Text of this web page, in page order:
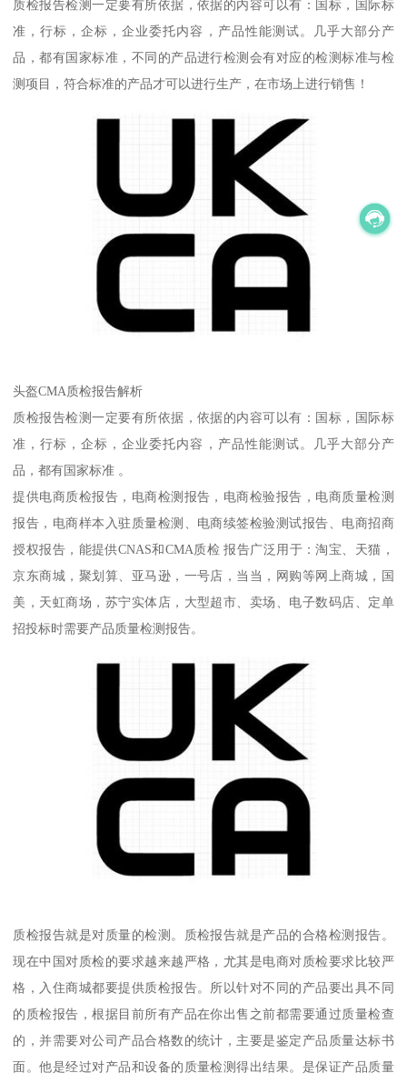
质检报告检测一定要有所依据，依据的内容可以有：国标，国际标
准，行标，企标，企业委托内容，产品性能测试。几乎大部分产
品，都有国家标准，不同的产品进行检测会有对应的检测标准与检
测项目，符合标准的产品才可以进行生产，在市场上进行销售！
头盔CMA质检报告解析
质检报告检测一定要有所依据，依据的内容可以有：国标，国际标
准，行标，企标，企业委托内容，产品性能测试。几乎大部分产
品，都有国家标准 。
提供电商质检报告，电商检测报告，电商检验报告，电商质量检测
报告，电商样本入驻质量检测、电商续签检验测试报告、电商招商
授权报告，能提供CNAS和CMA质检 报告广泛用于：淘宝、天猫，
京东商城，聚划算、亚马逊，一号店，当当，网购等网上商城，国
美，天虹商场，苏宁实体店，大型超市、卖场、电子数码店、定单
招投标时需要产品质量检测报告。
质检报告就是对质量的检测。质检报告就是产品的合格检测报告。
现在中国对质检的要求越来越严格，尤其是电商对质检要求比较严
格，入住商城都要提供质检报告。所以针对不同的产品要出具不同
的质检报告，根据目前所有产品在你出售之前都需要通过质量检查
的，并需要对公司产品合格数的统计，主要是鉴定产品质量达标书
面。他是经过对产品和设备的质量检测得出结果。是保证产品质量